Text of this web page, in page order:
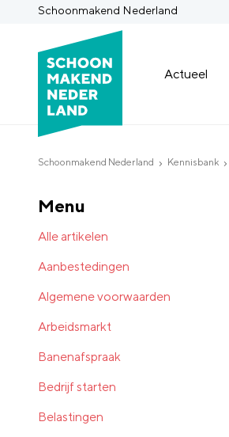
Schoonmakend Nederland
Actueel
Schoonmakend Nederland Kennisbank
Menu
Alle artikelen
Aanbestedingen
Algemene voorwaarden
Arbeidsmarkt
Banenafspraak
Bedrijf starten
Belastingen